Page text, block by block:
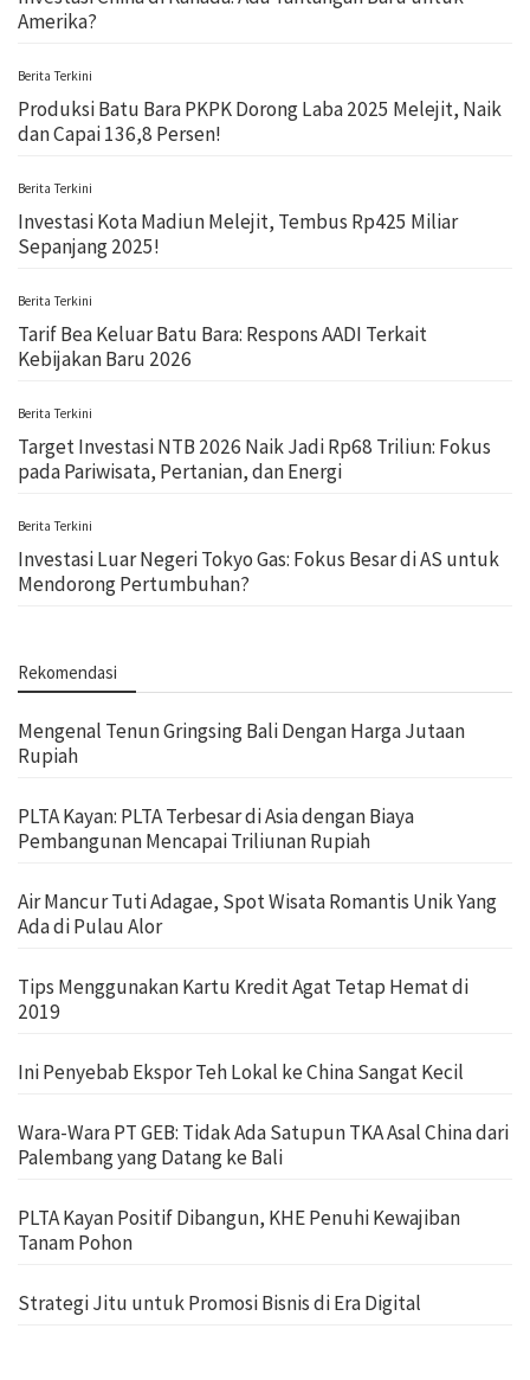
Amerika?
Berita Terkini
Produksi Batu Bara PKPK Dorong Laba 2025 Melejit, Naik
dan Capai 136,8 Persen!
Berita Terkini
Investasi Kota Madiun Melejit, Tembus Rp425 Miliar
Sepanjang 2025!
Berita Terkini
Tarif Bea Keluar Batu Bara: Respons AADI Terkait
Kebijakan Baru 2026
Berita Terkini
Target Investasi NTB 2026 Naik Jadi Rp68 Triliun: Fokus
pada Pariwisata, Pertanian, dan Energi
Berita Terkini
Investasi Luar Negeri Tokyo Gas: Fokus Besar di AS untuk
Mendorong Pertumbuhan?
Rekomendasi
Mengenal Tenun Gringsing Bali Dengan Harga Jutaan
Rupiah
PLTA Kayan: PLTA Terbesar di Asia dengan Biaya
Pembangunan Mencapai Triliunan Rupiah
Air Mancur Tuti Adagae, Spot Wisata Romantis Unik Yang
Ada di Pulau Alor
Tips Menggunakan Kartu Kredit Agat Tetap Hemat di
2019
Ini Penyebab Ekspor Teh Lokal ke China Sangat Kecil
Wara-Wara PT GEB: Tidak Ada Satupun TKA Asal China dari
Palembang yang Datang ke Bali
PLTA Kayan Positif Dibangun, KHE Penuhi Kewajiban
Tanam Pohon
Strategi Jitu untuk Promosi Bisnis di Era Digital